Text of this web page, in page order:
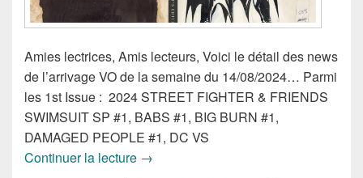
Amies lectrices, Amis lecteurs, Voici le détail des news
de l’arrivage VO de la semaine du 14/08/2024… Parmi
les 1st Issue : 2024 STREET FIGHTER & FRIENDS
SWIMSUIT SP #1, BABS #1, BIG BURN #1,
DAMAGED PEOPLE #1, DC VS
Continuer la lecture Sorties des Comics VO de la semaine
→